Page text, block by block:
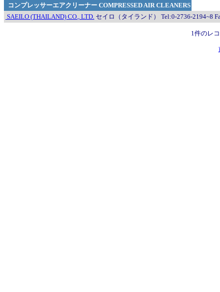
コンプレッサーエアクリーナー COMPRESSED AIR CLEANERS
SAEILO (THAILAND) CO., LTD. セイロ（タイランド） Tel:0-2736-2194~8
1件のレ